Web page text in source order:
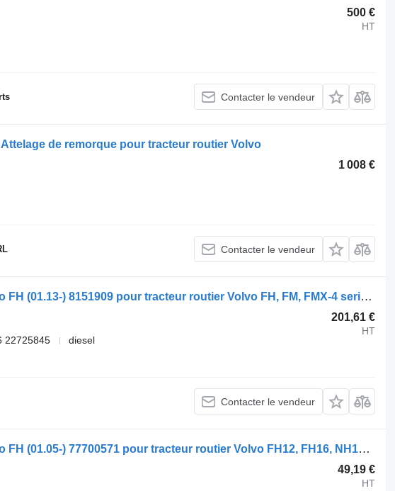
500 €
HT
Contacter le vendeur
de remorque pour tracteur routier Volvo
1 008 €
Contacter le vendeur
Sellette d'attelage Volvo FH (01.13-) 8151909 pour tracteur routier Volvo FH, FM, FMX-4 series (2013-)
201,61 €
HT
22725845
diesel
Contacter le vendeur
Sellette d'attelage Volvo FH (01.05-) 77700571 pour tracteur routier Volvo FH12, FH16, NH12, FH, VNL780 (1993-2014)
49,19 €
HT